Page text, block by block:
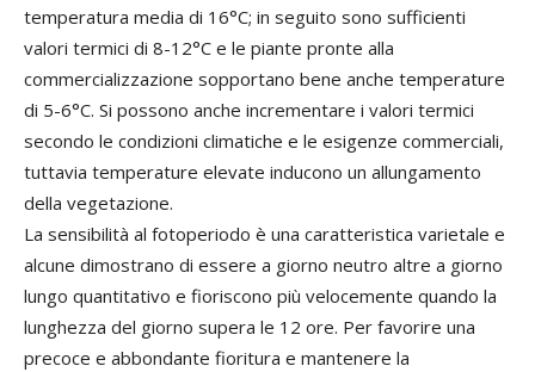
temperatura media di 16°C; in seguito sono sufficienti
valori termici di 8-12°C e le piante pronte alla
commercializzazione sopportano bene anche temperature
di 5-6°C. Si possono anche incrementare i valori termici
secondo le condizioni climatiche e le esigenze commerciali,
tuttavia temperature elevate inducono un allungamento
della vegetazione.
La sensibilità al fotoperiodo è una caratteristica varietale e
alcune dimostrano di essere a giorno neutro altre a giorno
lungo quantitativo e fioriscono più velocemente quando la
lunghezza del giorno supera le 12 ore. Per favorire una
precoce e abbondante fioritura e mantenere la